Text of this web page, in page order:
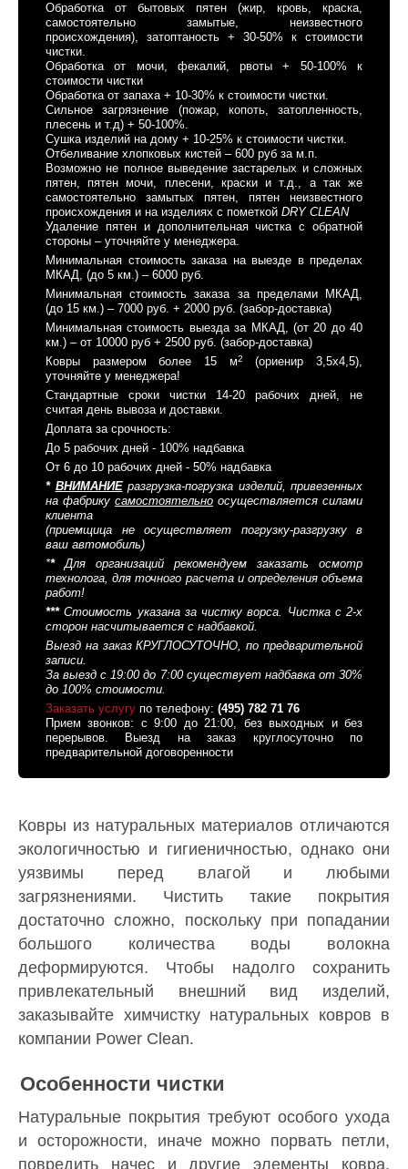
Обработка от бытовых пятен (жир, кровь, краска,
самостоятельно замытые, неизвестного
происхождения), затоптаность + 30-50% к стоимости
чистки.
Обработка от мочи, фекалий, рвоты + 50-100% к
стоимости чистки
Обработка от запаха + 10-30% к стоимости чистки.
Сильное загрязнение (пожар, копоть, затопленность,
плесень и т.д) + 50-100%.
Сушка изделий на дому + 10-25% к стоимости чистки.
Отбеливание хлопковых кистей – 600 руб за м.п.
Возможно не полное выведение застарелых и сложных
пятен, пятен мочи, плесени, краски и т.д., а так же
самостоятельно замытых пятен, пятен неизвестного
происхождения и на изделиях с пометкой DRY CLEAN
Удаление пятен и дополнительная чистка с обратной
стороны – уточняйте у менеджера.
Минимальная стоимость заказа на выезде в пределах
МКАД, (до 5 км.) – 6000 руб.
Минимальная стоимость заказа за пределами МКАД,
(до 15 км.) – 7000 руб. + 2000 руб. (забор-доставка)
Минимальная стоимость выезда за МКАД, (от 20 до 40
км.) – от 10000 руб + 2500 руб. (забор-доставка)
Ковры размером более 15 м2
(ориенир 3,5x4,5),
уточняйте у менеджера!
Стандартные сроки чистки 14-20 рабочих дней, не
считая день вывоза и доставки.
Доплата за срочность:
До 5 рабочих дней - 100% надбавка
От 6 до 10 рабочих дней - 50% надбавка
* ВНИМАНИЕразгрузка-погрузка изделий, привезенных
на фабрику самостоятельно осуществляется силами
клиента
(приемщица не осуществляет погрузку-разгрузку в
ваш автомобиль)
**Для организаций рекомендуем заказать осмотр
технолога, для точного расчета и определения объема
работ!
***Стоимость указана за чистку ворса. Чистка с 2-х
сторон насчитывается с надбавкой.
Выезд на заказ КРУГЛОСУТОЧНО, по предварительной
записи.
За выезд с 19:00 до 7:00 существует надбавка от 30%
до 100% стоимости.
Заказать услугу по телефону: (495) 782 71 76
Прием звонков: с 9:00 до 21:00, без выходных и без
перерывов. Выезд на заказ круглосуточно по
предварительной договоренности
Ковры из натуральных материалов отличаются
экологичностью и гигиеничностью, однако они
уязвимы перед влагой и любыми
загрязнениями. Чистить такие покрытия
достаточно сложно, поскольку при попадании
большого количества воды волокна
деформируются. Чтобы надолго сохранить
привлекательный внешний вид изделий,
заказывайте химчистку натуральных ковров в
компании Power Clean.
Особенности чистки
Натуральные покрытия требуют особого ухода
и осторожности, иначе можно порвать петли,
повредить начес и другие элементы ковра.